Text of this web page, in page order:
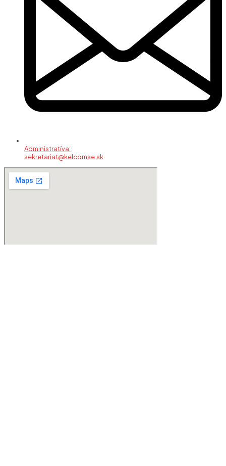
Administratíva:
sekretariat@kelcomse.sk